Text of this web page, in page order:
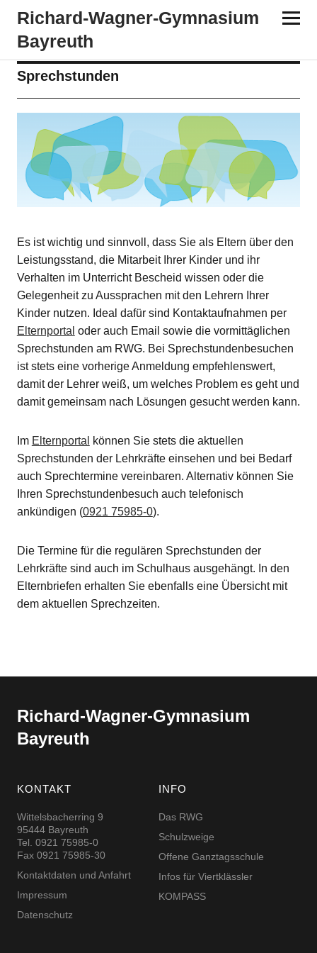
Richard-​​Wagner-​​Gymnasium
Bayreuth
Sprechstunden
Es ist wichtig und sinnvoll, dass Sie als Eltern über den
Leistungsstand, die Mitarbeit Ihrer Kinder und ihr
Verhalten im Unterricht Bescheid wissen oder die
Gelegenheit zu Aussprachen mit den Lehrern Ihrer
Kinder nutzen. Ideal dafür sind Kontaktaufnahmen per
Elternportal oder auch Email sowie die vormittäglichen
Sprechstunden am RWG. Bei Sprechstundenbesuchen
ist stets eine vorherige Anmeldung empfehlenswert,
damit der Lehrer weiß, um welches Problem es geht und
damit gemeinsam nach Lösungen gesucht werden kann.
Im Elternportal können Sie stets die aktuellen
Sprechstunden der Lehrkräfte einsehen und bei Bedarf
auch Sprechtermine vereinbaren. Alternativ können Sie
Ihren Sprechstundenbesuch auch telefonisch
ankündigen (0921 75985-0).
Die Termine für die regulären Sprechstunden der
Lehrkräfte sind auch im Schulhaus ausgehängt. In den
Elternbriefen erhalten Sie ebenfalls eine Übersicht mit
dem aktuellen Sprechzeiten.
Richard-​​Wagner-​​Gymnasium
Bayreuth
KONTAKT
Wittelsbacherring 9
95444 Bayreuth
Tel. 0921 75985-0
Fax 0921 75985-30
Kontaktdaten und Anfahrt
Impressum
Datenschutz
INFO
Das RWG
Schulzweige
Offene Ganztagsschule
Infos für Viertklässler
KOMPASS